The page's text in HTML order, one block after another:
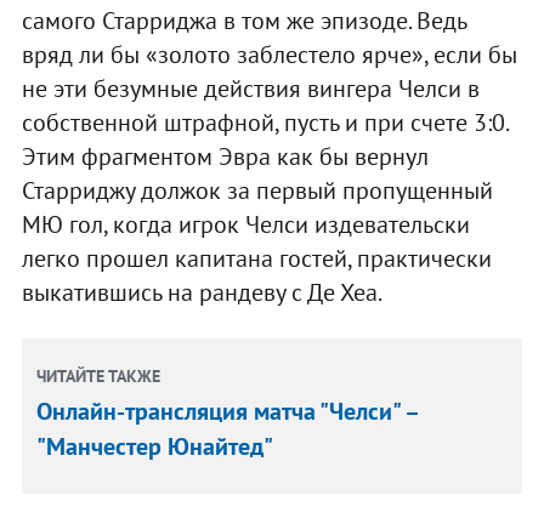
самого Старриджа в том же эпизоде. Ведь
вряд ли бы «золото заблестело ярче», если бы
не эти безумные действия вингера Челси в
собственной штрафной, пусть и при счете 3:0.
Этим фрагментом Эвра как бы вернул
Старриджу должок за первый пропущенный
МЮ гол, когда игрок Челси издевательски
легко прошел капитана гостей, практически
выкатившись на рандеву с Де Хеа.
ЧИТАЙТЕ ТАКЖЕ
Онлайн-трансляция матча "Челси" –
"Манчестер Юнайтед"